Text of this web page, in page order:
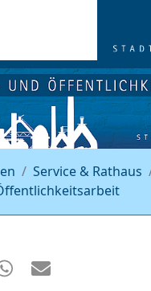
Service & Rathaus